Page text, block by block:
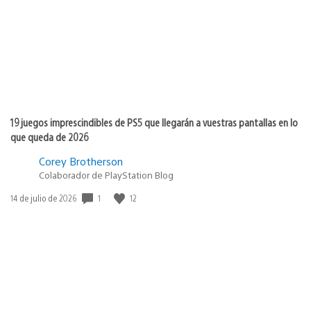
19 juegos imprescindibles de PS5 que llegarán a vuestras pantallas en lo
que queda de 2026
Corey Brotherson
Colaborador de PlayStation Blog
Fecha
14 de julio de 2026 1 12